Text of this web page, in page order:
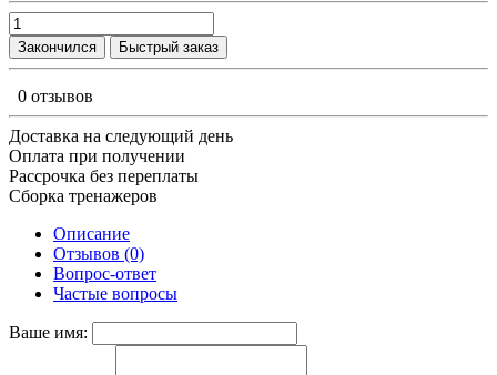
Закончился Быстрый заказ
0 отзывов
Доставка на следующий день
Оплата при получении
Рассрочка без переплаты
Сборка тренажеров
Описание
Отзывов (0)
Вопрос-ответ
Частые вопросы
Ваше имя: